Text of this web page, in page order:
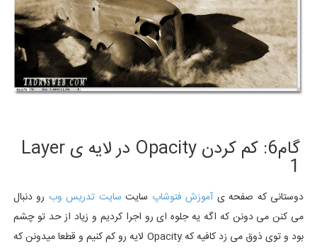
گام6: کم کردن Opacity در لایه ی Layer
1
دوستانی که صفحه ی آموزش فتوشاپ سایت سایت تدریس وب رو دنبال
می کنن می دونن که اگه یه جلوه ای رو اجرا کردیم و زیاد از حد تو چشم
بود و توی ذوق می زد کافیه که Opacity لایه رو کم کنیم و قطعا میدونن که